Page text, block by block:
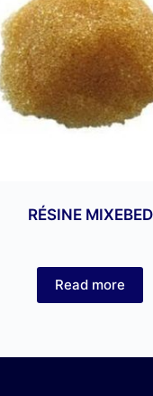
RÉSINE MIXEBED
Read more